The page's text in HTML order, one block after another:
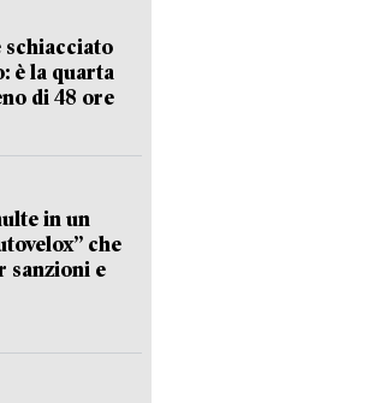
schiacciato
è la quarta
di 48 ore
in un
che
sanzioni e